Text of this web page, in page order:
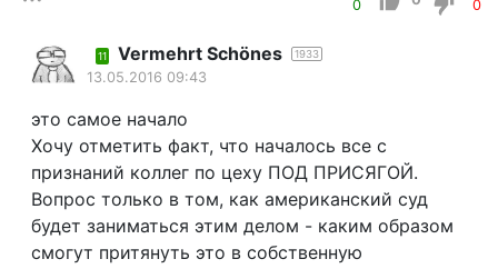
0 0
11 Vermehrt Schönes 1933
13.05.2016 09:43
это самое начало
Хочу отметить факт, что началось все с
признаний коллег по цеху ПОД ПРИСЯГОЙ.
Вопрос только в том, как американский суд
будет заниматься этим делом - каким образом
смогут притянуть это в собственную